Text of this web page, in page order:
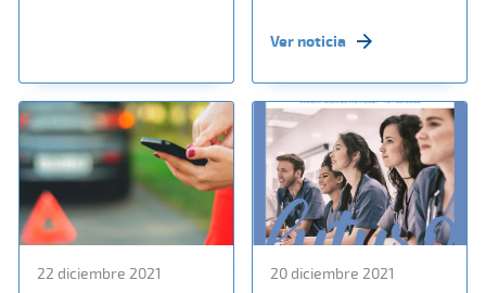
Ver noticia
22 diciembre 2021 20 diciembre 2021